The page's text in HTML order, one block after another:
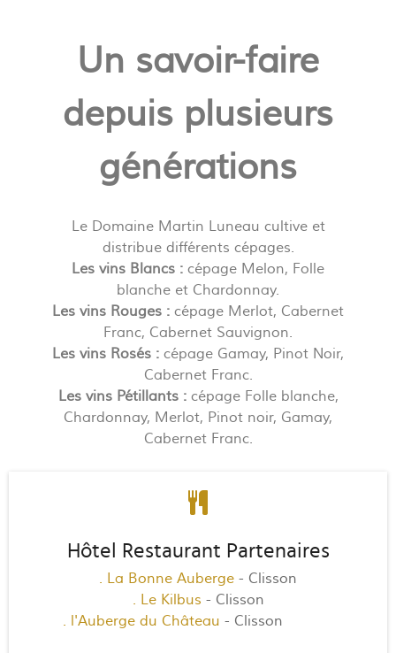
Un savoir-faire
depuis plusieurs
générations
Le Domaine Martin Luneau cultive et
distribue différents cépages.
Les vins Blancs : cépage Melon, Folle
blanche et Chardonnay.
Les vins Rouges : cépage Merlot, Cabernet
Franc, Cabernet Sauvignon.
Les vins Rosés : cépage Gamay, Pinot Noir,
Cabernet Franc.
Les vins Pétillants :cépage Folle blanche,
Chardonnay, Merlot, Pinot noir, Gamay,
Cabernet Franc.
Hôtel Restaurant Partenaires
. La Bonne Auberge - Clisson
. Le Kilbus - Clisson
. l'Auberge du Château - Clisson